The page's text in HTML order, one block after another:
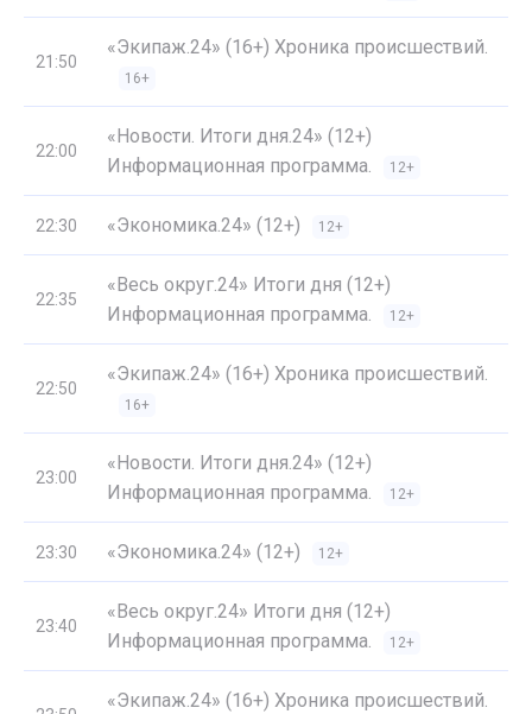
21:50
«Экипаж.24» (16+) Хроника происшествий.
16+
22:00
«Новости. Итоги дня.24» (12+)
Информационная программа.
12+
22:30 «Экономика.24» (12+) 12+
22:35
«Весь округ.24» Итоги дня (12+)
Информационная программа.
12+
22:50
«Экипаж.24» (16+) Хроника происшествий.
16+
23:00
«Новости. Итоги дня.24» (12+)
Информационная программа.
12+
23:30 «Экономика.24» (12+) 12+
23:40
«Весь округ.24» Итоги дня (12+)
Информационная программа.
12+
«Экипаж.24» (16+) Хроника происшествий.